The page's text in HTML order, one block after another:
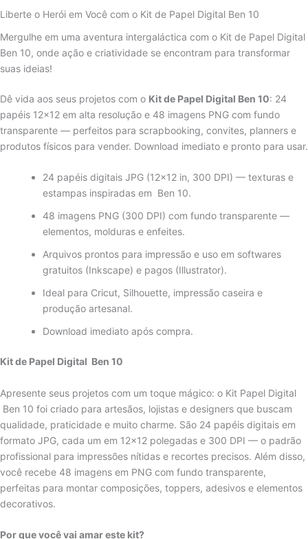
Liberte o Herói em Você com o Kit de Papel Digital Ben 10
Mergulhe em uma aventura intergaláctica com o Kit de Papel Digital
Ben 10, onde ação e criatividade se encontram para transformar
suas ideias!
Dê vida aos seus projetos com o Kit de Papel Digital Ben 10: 24
papéis 12×12 em alta resolução e 48 imagens PNG com fundo
transparente — perfeitos para scrapbooking, convites, planners e
produtos físicos para vender. Download imediato e pronto para usar.
24 papéis digitais JPG (12×12 in, 300 DPI) — texturas e
estampas inspiradas em Ben 10.
48 imagens PNG (300 DPI) com fundo transparente —
elementos, molduras e enfeites.
Arquivos prontos para impressão e uso em softwares
gratuitos (Inkscape) e pagos (Illustrator).
Ideal para Cricut, Silhouette, impressão caseira e
produção artesanal.
Download imediato após compra.
Kit de Papel Digital Ben 10
Apresente seus projetos com um toque mágico: o Kit Papel Digital
Ben 10 foi criado para artesãos, lojistas e designers que buscam
qualidade, praticidade e muito charme. São 24 papéis digitais em
formato JPG, cada um em 12×12 polegadas e 300 DPI — o padrão
profissional para impressões nítidas e recortes precisos. Além disso,
você recebe 48 imagens em PNG com fundo transparente,
perfeitas para montar composições, toppers, adesivos e elementos
decorativos.
Por que você vai amar este kit?